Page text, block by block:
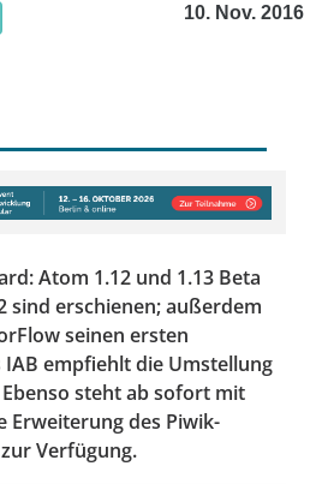
10. Nov. 2016
Atom 1.12 und 1.13 Beta
sind erschienen; außerdem
seinen ersten
empfiehlt die Umstellung
steht ab sofort mit
Erweiterung des Piwik-
Verfügung.